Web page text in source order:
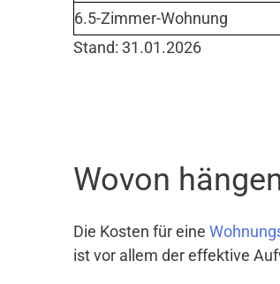
6.5-Zimmer-Wohnung
Stand: 31.01.2026
Wovon
Die Kosten für eine
ist vor allem der effektive